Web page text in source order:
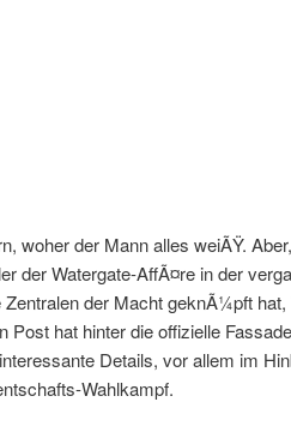
woher der Mann alles weiÃŸ.
der Watergate-AffÃ¤re in der
Zentralen der Macht geknÃ¼pft
Post hat hinter die offizielle
Details, vor allem im
Wahlkampf.